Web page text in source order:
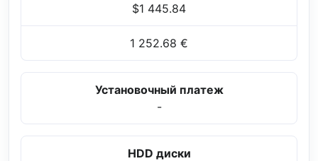
$1 445.84
1 252.68 €
Установочный платеж
-
HDD диски